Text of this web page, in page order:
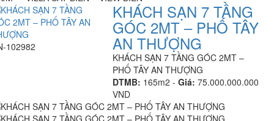
102982
KHÁCH SẠN 7 TẦNG
GÓC 2MT – PHỐ TÂY
AN THƯỢNG
KHÁCH SẠN 7 TẦNG GÓC 2MT –
PHỐ TÂY AN THƯỢNG
DTMB: 165m2 -Giá: 75.000.000.000
VND